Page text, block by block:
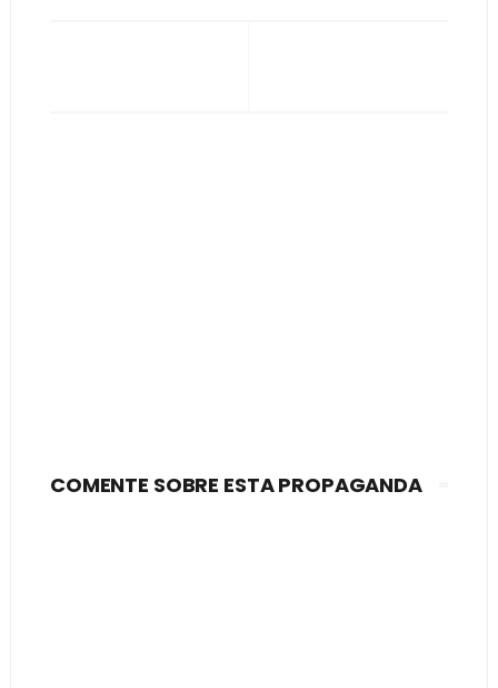
COMENTE SOBRE ESTA PROPAGANDA